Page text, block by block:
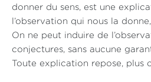
donner du sens, est une
l’observation qui nous la
On ne peut induire de
conjectures, sans aucune
Toute explication repose, plus